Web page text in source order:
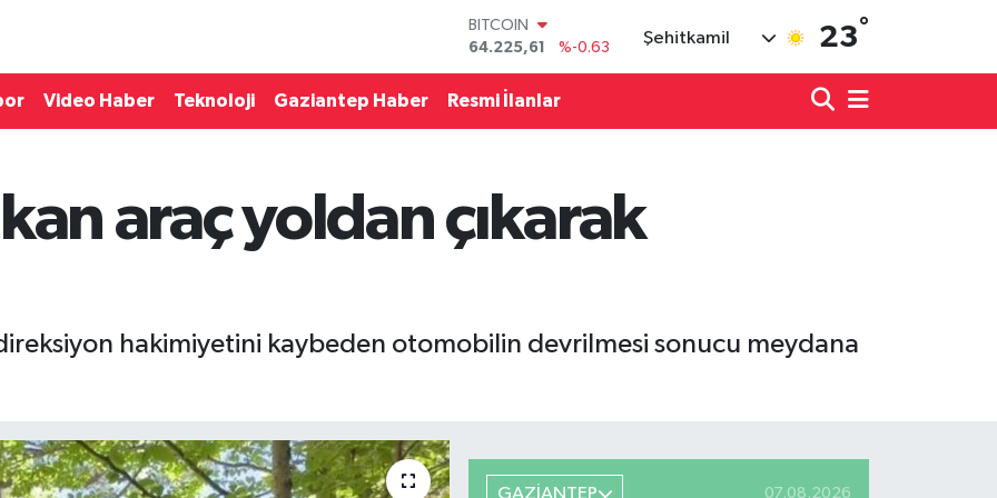
BITCOIN
64.225,61
%-0.63
DOLAR
47,7143
GRAM ALTIN
6510.40
%0.45
Şehitkamil 23°
Video Haber Teknoloji Gaziantep Haber Resmi İlanlar
araç yoldan çıkarak
hakimiyetini kaybeden otomobilin devrilmesi sonucu meydana
GAZİANTEP 07.08.2026